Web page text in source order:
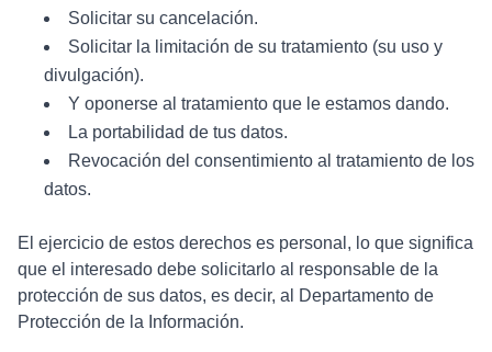
Solicitar su cancelación.
Solicitar la limitación de su tratamiento (su uso y
divulgación).
Y oponerse al tratamiento que le estamos dando.
La portabilidad de tus datos.
Revocación del consentimiento al tratamiento de los
datos.
El ejercicio de estos derechos es personal, lo que significa
que el interesado debe solicitarlo al responsable de la
protección de sus datos, es decir, al Departamento de
Protección de la Información.